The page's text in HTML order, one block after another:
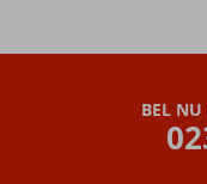
BEL NU